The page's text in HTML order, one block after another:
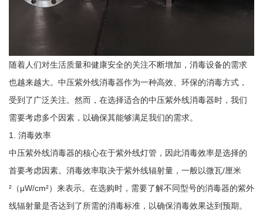
随着人们对生活质量和健康安全的关注不断增加，消毒设备的需求
也越来越大。中压紫外线消毒器作为一种高效、环保的消毒方式，
受到了广泛关注。然而，在选择适合的中压紫外线消毒器时，我们
需要考虑多个因素，以确保其能够满足我们的需求。
1. 消毒效率
中压紫外线消毒器的核心在于紫外线灯管，因此消毒效率是选择的
首要考虑因素。消毒效率取决于紫外线辐射量，一般以微瓦/厘米
²（μW/cm²）来表示。在选购时，需要了解不同型号的消毒器的紫外
线辐射量是否达到了所需的消毒标准，以确保消毒效果达到预期。